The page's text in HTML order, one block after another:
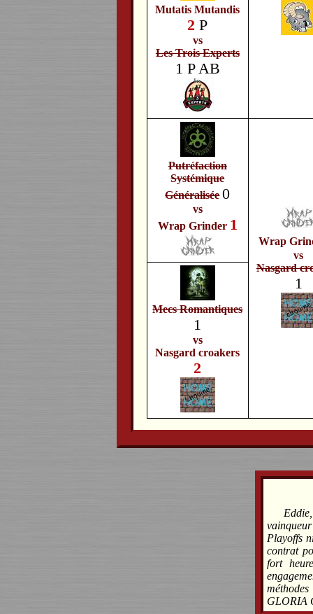
Mutatis Mutandis
2P
vs
Les Trois Experts
1 P AB
Putréfaction
Systémique
Généralisée 0
vs
Wrap Grinder 1
Wrap
vs
Nasgard
1
Mecs Romantiques
1
vs
Nasgard croakers
2
Playoffs
contrat
fort
GLORIA